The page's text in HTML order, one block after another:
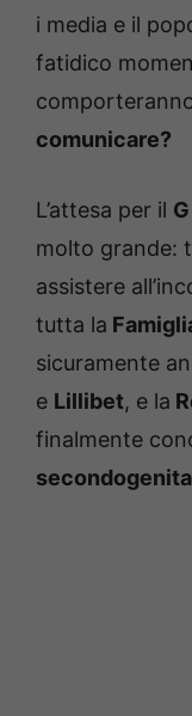
i media e il
fatidico
comunicare?
L’attesa per il
molto grande:
assistere
tutta la
sicuramente
e Lillibet, e la
finalmente
secondogenita